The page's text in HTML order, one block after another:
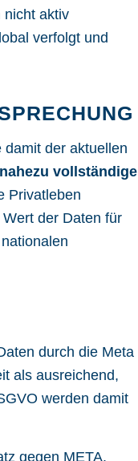
nicht aktiv
verfolgt und
damit der aktuellen
nahezu vollständige
Privatleben
der Daten für
durch die Meta
als ausreichend,
werden damit
gegen META.